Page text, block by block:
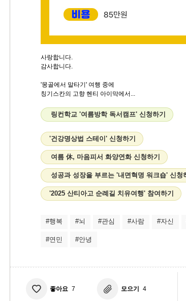
사랑합니다.
감사합니다.
'몽골에서 말타기' 여행 중에
칭기스칸의 고향 헨티 아이막에서...
링컨학교 '여름방학 독서캠프' 신청하기
'건강명상법 스테이' 신청하기
여름 休, 마음피서 화양연화 신청하기
성공과 성장을 부르는 '내면혁명 워크숍' 신청
'2025 산티아고 순례길 치유여행' 참여하기
#행복 #뇌 #관심 #사람 #자신
#연민 #안녕
좋아요 7 모으기 4